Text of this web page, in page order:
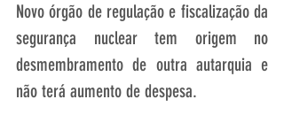
Novo órgão de regulação e fiscalização da
segurança nuclear tem origem no
desmembramento de outra autarquia e
não terá aumento de despesa.